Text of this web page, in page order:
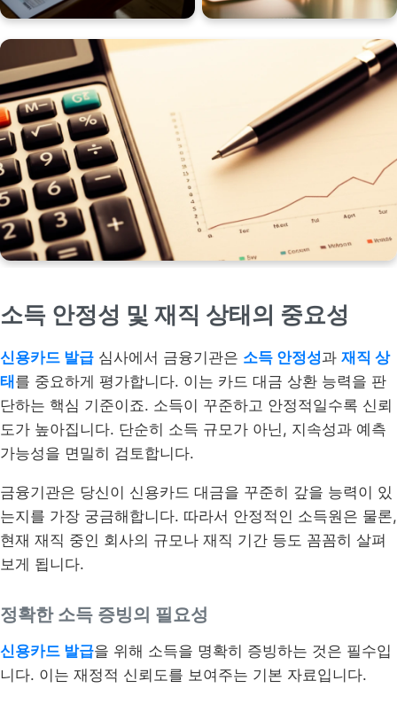
소득 안정성 및 재직 상태의 중요성
신용카드 발급 심사에서 금융기관은 소득 안정성과 재직 상
태 를 중요하게 평가합니다. 이는 카드 대금 상환 능력을 판
단하는 핵심 기준이죠. 소득이 꾸준하고 안정적일수록 신뢰
도가 높아집니다. 단순히 소득 규모가 아닌, 지속성과 예측
가능성을 면밀히 검토합니다.
금융기관은 당신이 신용카드 대금을 꾸준히 갚을 능력이 있
는지를 가장 궁금해합니다. 따라서 안정적인 소득원은 물론,
현재 재직 중인 회사의 규모나 재직 기간 등도 꼼꼼히 살펴
보게 됩니다.
정확한 소득 증빙의 필요성
신용카드 발급을 위해 소득을 명확히 증빙하는 것은 필수입
니다. 이는 재정적 신뢰도를 보여주는 기본 자료입니다.